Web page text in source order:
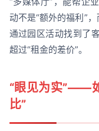
动不是“额外的福利”
通过园区活动找到了
超过“租金的差价”。
“眼见为实”——
比”